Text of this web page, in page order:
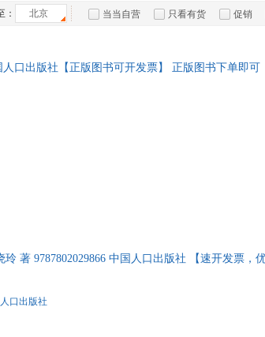
家
箱包
： 北京 当当自营 只看有货 促销
人口出版社【正版图书可开发票】 正版图书下单即可
著 9787802029866 中国人口出版社 【速开发票，
口出版社